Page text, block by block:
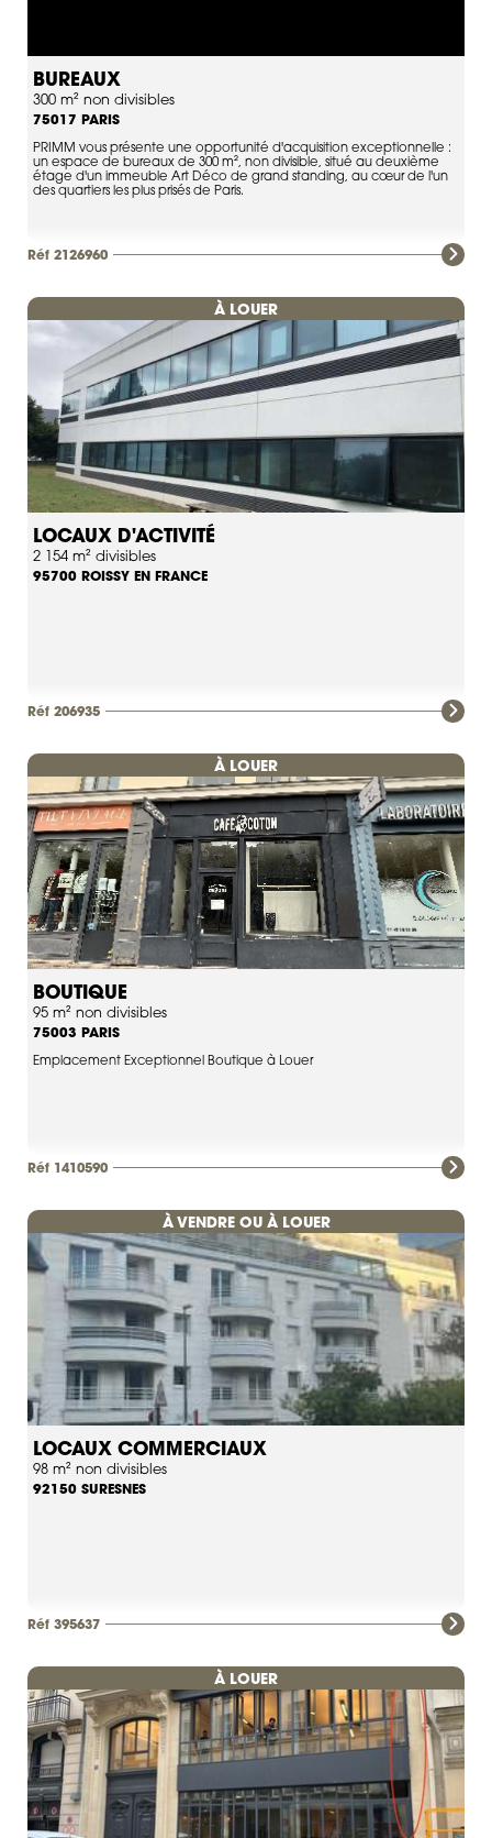
BUREAUX
300 m² non divisibles
75017 PARIS
PRIMM vous présente une opportunité d'acquisition exceptionnelle :
un espace de bureaux de 300 m², non divisible, situé au deuxième
étage d'un immeuble Art Déco de grand standing, au cœur de l'un
des quartiers les plus prisés de Paris.
Réf 2126960
À LOUER
LOCAUX D'ACTIVITÉ
2 154 m² divisibles
95700 ROISSY EN FRANCE
Réf 206935
À LOUER
BOUTIQUE
95 m² non divisibles
75003 PARIS
Emplacement Exceptionnel Boutique à Louer
Réf 1410590
À VENDRE OU À LOUER
LOCAUX COMMERCIAUX
98 m² non divisibles
92150 SURESNES
Réf 395637
À LOUER